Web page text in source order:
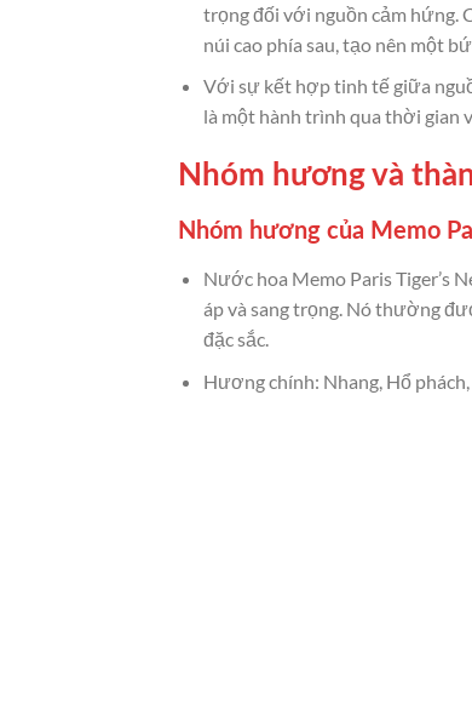
trọng đối với nguồn cảm hứng.
núi cao phía sau, tạo nên một
Với sự kết hợp tinh tế giữa
là một hành trình qua thời gian
Nhóm hương và
Nhóm hương của Memo
Nước hoa Memo Paris Tiger’s
áp và sang trọng. Nó thường
đặc sắc.
Hương chính: Nhang, Hổ phách,